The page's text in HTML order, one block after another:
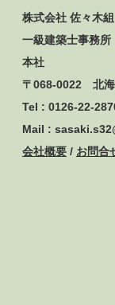
株式会社 佐々木組
一級建築士事務所
本社
〒068-0022 北海
Tel : 0126-22-
Mail :
会社概要/ お問合